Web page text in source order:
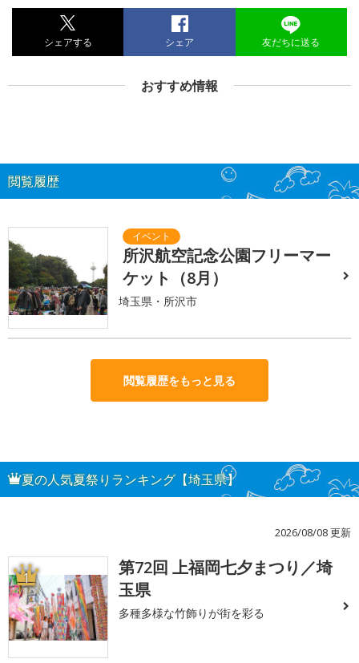
シェアする シェア 友だちに送る
おすすめ情報
閲覧履歴
所沢航空記念公園フリーマー
ケット（8月）
埼玉県・所沢市
閲覧履歴をもっと見る
夏の人気夏祭りランキング【埼玉県】
2026/08/08 更新
1
第72回 上福岡七夕まつり／埼
玉県
多種多様な竹飾りが街を彩る